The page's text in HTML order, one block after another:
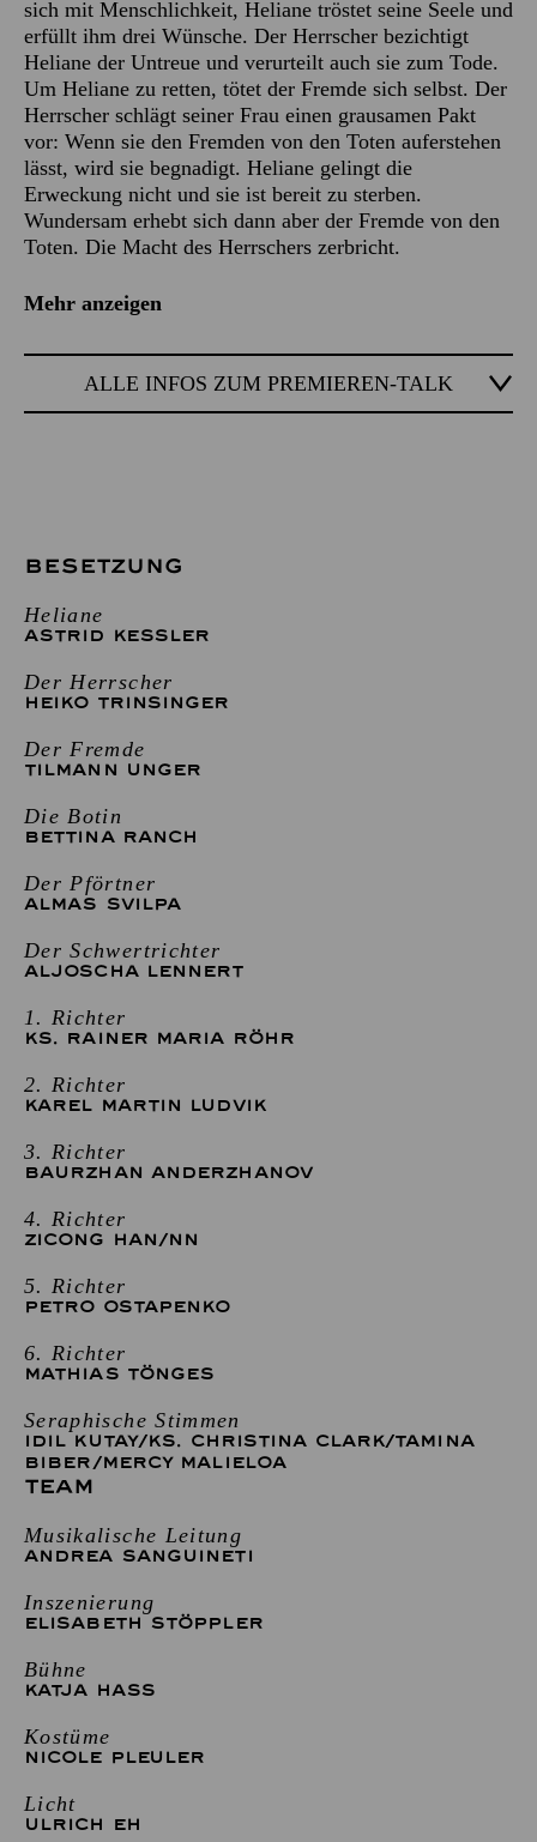
sich mit Menschlichkeit, Heliane tröstet seine Seele und
erfüllt ihm drei Wünsche. Der Herrscher bezichtigt
Heliane der Untreue und verurteilt auch sie zum Tode.
Um Heliane zu retten, tötet der Fremde sich selbst. Der
Herrscher schlägt seiner Frau einen grausamen Pakt
vor: Wenn sie den Fremden von den Toten auferstehen
lässt, wird sie begnadigt. Heliane gelingt die
Erweckung nicht und sie ist bereit zu sterben.
Wundersam erhebt sich dann aber der Fremde von den
Toten. Die Macht des Herrschers zerbricht.
Mehr anzeigen
ALLE INFOS ZUM PREMIEREN-TALK
BESETZUNG
Heliane
ASTRID KESSLER
Der Herrscher
HEIKO TRINSINGER
Der Fremde
TILMANN UNGER
Die Botin
BETTINA RANCH
Der Pförtner
ALMAS SVILPA
Der Schwertrichter
ALJOSCHA LENNERT
1. Richter
KS. RAINER MARIA RÖHR
2. Richter
KAREL MARTIN LUDVIK
3. Richter
BAURZHAN ANDERZHANOV
4. Richter
ZICONG HAN/NN
5. Richter
PETRO OSTAPENKO
6. Richter
MATHIAS TÖNGES
Seraphische Stimmen
IDIL KUTAY/KS. CHRISTINA CLARK/TAMINA
BIBER/MERCY MALIELOA
TEAM
Musikalische Leitung
ANDREA SANGUINETI
Inszenierung
ELISABETH STÖPPLER
Bühne
KATJA HASS
Kostüme
NICOLE PLEULER
Licht
ULRICH EH